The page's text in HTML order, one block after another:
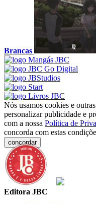
Brancas
Nós usamos cookies e
personalizar publicidade e
com a nossa Política de
concorda com estas
concordar
Editora JBC